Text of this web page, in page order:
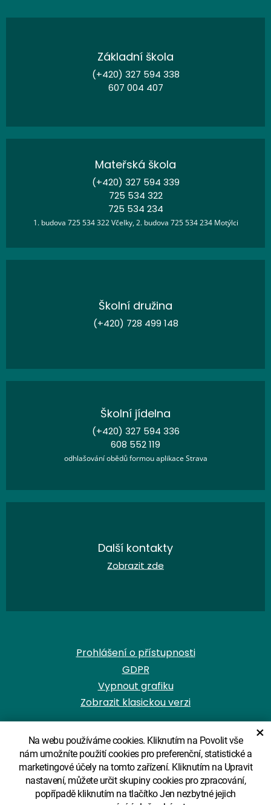
Na webu používáme cookies. Kliknutím na Povolit vše
nám umožníte použití cookies pro preferenční, statistické a
marketingové účely na tomto zařízení. Kliknutím na Upravit
nastavení, můžete určit skupiny cookies pro zpracování,
popřípadě kliknutím na tlačítko Jen nezbytné jejich
×
Základní škola
(+420) 327 594 338
607 004 407
Mateřská škola
(+420) 327 594 339
725 534 322
725 534 234
1. budova 725 534 322 Včelky, 2. budova 725 534 234 Motýlci
Školní družina
(+420) 728 499 148
Školní jídelna
(+420) 327 594 336
608 552 119
odhlašování obědů formou aplikace Strava
Další kontakty
Zobrazit zde
Prohlášení o přístupnosti
GDPR
Vypnout grafiku
Zobrazit klasickou verzi
© Copyright ZŠ a MŠ Červené Janovice